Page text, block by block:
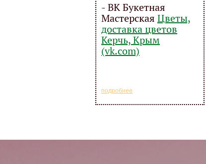
- ВК Букетная
Мастерская Цветы,
доставка цветов
Керчь, Крым
(vk.com)
подробнее